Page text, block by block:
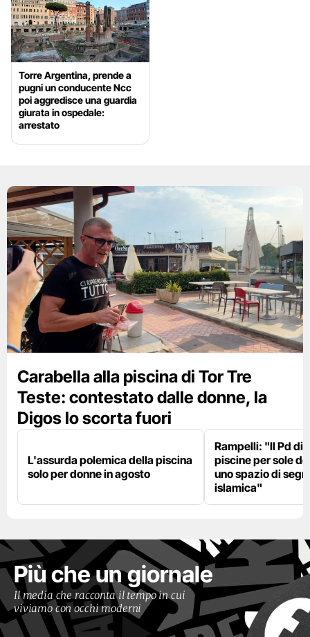
Torre Argentina, prende a
pugni un conducente Ncc
poi aggredisce una guardia
giurata in ospedale:
arrestato
Carabella alla piscina di Tor Tre
Teste: contestato dalle donne, la
Digos lo scorta fuori
L'assurda polemica della piscina
solo per donne in agosto
Rampelli: "Il Pd
piscine per sole
uno spazio di
islamica"
Più che un giornale
Il media che racconta il tempo in cui
viviamo con occhi moderni